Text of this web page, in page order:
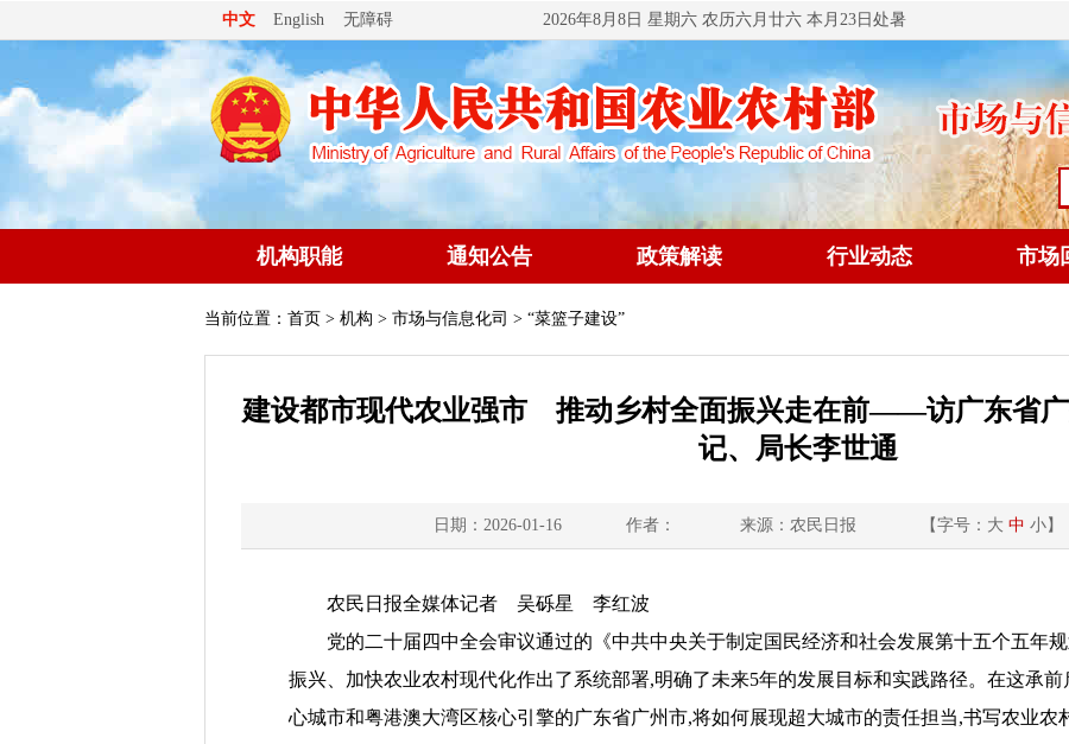
中文 English 无障碍 2026年8月8日 星期六 农历六月廿六 本月23日处暑
机构职能 通知公告 政策解读 行业动态 市场
当前位置： 首页 > 机构 > 市场与信息化司 > “菜篮子建设”
建设都市现代农业强市 推动乡村全面振兴走在前——访广东省
记、局长李世通
日期：2026-01-16 作者： 来源：农民日报 【字号： 大 中 小】
农民日报全媒体记者 吴砾星 李红波
党的二十届四中全会审议通过的《中共中央关于制定国民经济和社会发展第十五个五年
振兴、加快农业农村现代化作出了系统部署,明确了未来5年的发展目标和实践路径。在这承
心城市和粤港澳大湾区核心引擎的广东省广州市,将如何展现超大城市的责任担当,书写农业农